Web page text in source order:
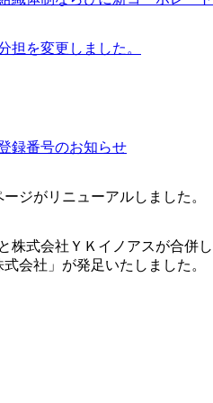
担を変更しました。
録番号のお知らせ
ジがリニューアルしました。
株式会社ＹＫイノアスが合併
会社」が発足いたしました。